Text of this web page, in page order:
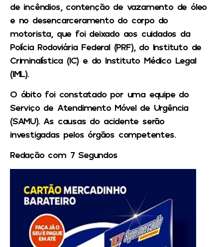
de incêndios, contenção de vazamento de óleo
e no desencarceramento do corpo do
motorista, que foi deixado aos cuidados da
Polícia Rodoviária Federal (PRF), do Instituto de
Criminalística (IC) e do Instituto Médico Legal
(IML).
O óbito foi constatado por uma equipe do
Serviço de Atendimento Móvel de Urgência
(SAMU). As causas do acidente serão
investigadas pelos órgãos competentes.
Redação com 7 Segundos